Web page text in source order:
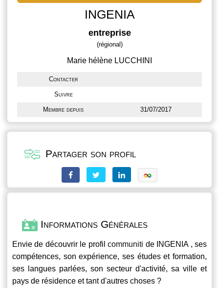
INGENIA
entreprise
(régional)
Marie hélène LUCCHINI
Contacter
Suivre
Membre depuis 31/07/2017
Partager son profil
Informations Générales
Envie de découvrir le profilcommuniti de INGENIA , ses
compétences, son expérience, ses études et formation,
ses langues parlées, son secteur d'activité, sa ville et
pays de résidence et tant d'autres choses ?